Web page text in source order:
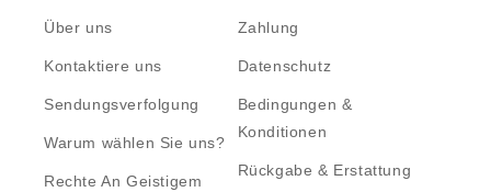
Über uns
Kontaktiere uns
Sendungsverfolgung
Warum wählen Sie uns?
Rechte An Geistigem
Zahlung
Datenschutz
Bedingungen &
Konditionen
Rückgabe & Erstattung